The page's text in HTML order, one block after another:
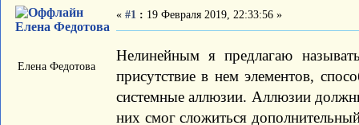
Елена Федотова
Елена Федотова
« #1 : 19 Февраля 2019, 22:33:56 »
Нелинейным я предлагаю
присутствие в нем элементов,
системные аллюзии. Аллюзии
них смог сложиться